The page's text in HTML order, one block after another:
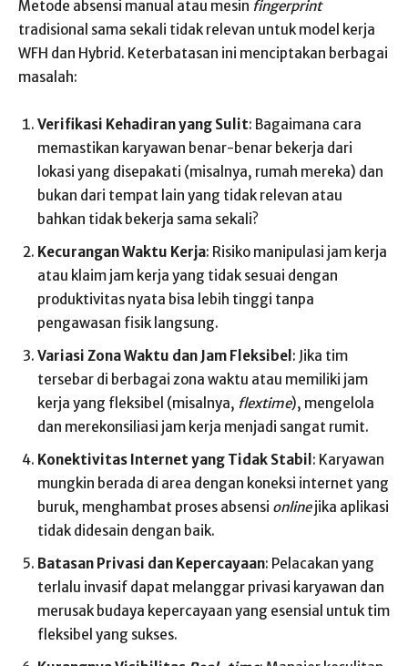
Metode absensi manual atau mesin fingerprint
tradisional sama sekali tidak relevan untuk model kerja
WFH dan Hybrid. Keterbatasan ini menciptakan berbagai
masalah:
Verifikasi Kehadiran yang Sulit: Bagaimana cara
memastikan karyawan benar-benar bekerja dari
lokasi yang disepakati (misalnya, rumah mereka) dan
bukan dari tempat lain yang tidak relevan atau
bahkan tidak bekerja sama sekali?
Kecurangan Waktu Kerja: Risiko manipulasi jam kerja
atau klaim jam kerja yang tidak sesuai dengan
produktivitas nyata bisa lebih tinggi tanpa
pengawasan fisik langsung.
Variasi Zona Waktu dan Jam Fleksibel : Jika tim
tersebar di berbagai zona waktu atau memiliki jam
kerja yang fleksibel (misalnya, flextime), mengelola
dan merekonsiliasi jam kerja menjadi sangat rumit.
Konektivitas Internet yang Tidak Stabil : Karyawan
mungkin berada di area dengan koneksi internet yang
buruk, menghambat proses absensi onlinejika aplikasi
tidak didesain dengan baik.
Batasan Privasi dan Kepercayaan: Pelacakan yang
terlalu invasif dapat melanggar privasi karyawan dan
merusak budaya kepercayaan yang esensial untuk tim
fleksibel yang sukses.